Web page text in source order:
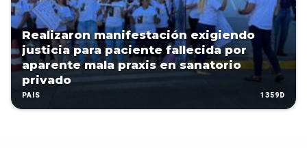
Realizaron manifestación exigiendo
justicia para paciente fallecida por
aparente mala praxis en sanatorio
privado
PAÍS 1359D